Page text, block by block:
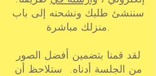
سننشئ طلبك ونشحنه إلى باب
منزلك مباشرة.
لقد قمنا بتضمين أفضل الصور
من الجلسة أدناه. ستلاحظ أن